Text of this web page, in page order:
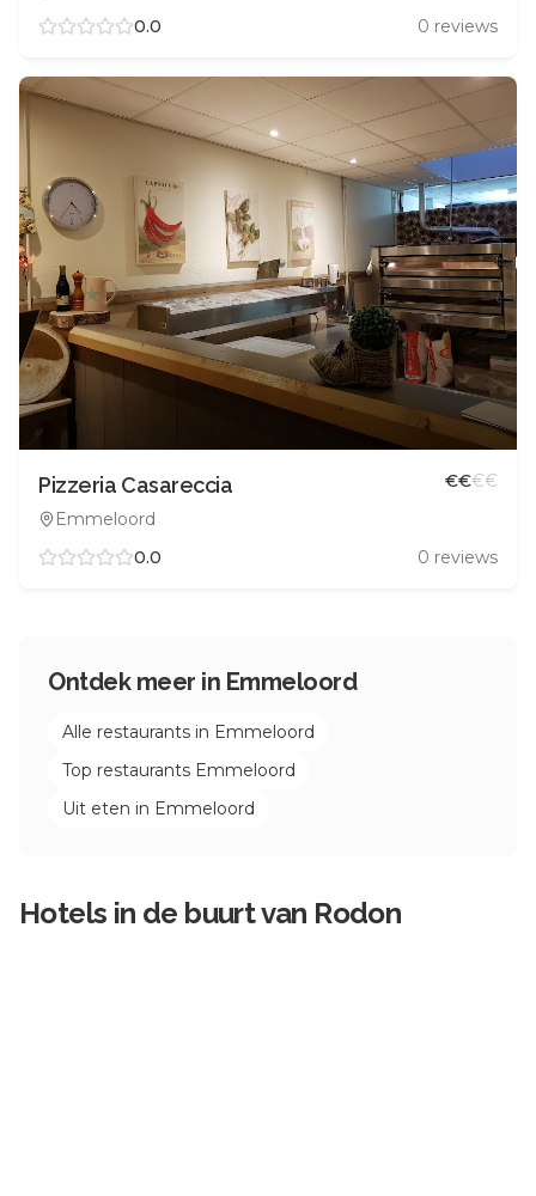
0.0 0 reviews
Pizzeria Casareccia
Emmeloord
€€€€
0.0 0 reviews
Ontdek meer in Emmeloord
Alle restaurants in Emmeloord
Top restaurants Emmeloord
Uit eten in Emmeloord
Hotels in de buurt van Rodon